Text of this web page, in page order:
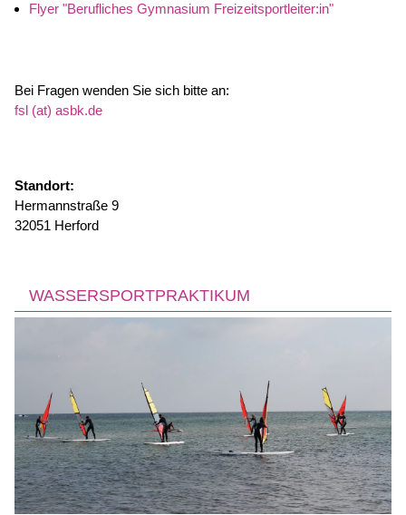
Flyer "Berufliches Gymnasium Freizeitsportleiter:in"
Bei Fragen wenden Sie sich bitte an:
fsl (at) asbk.de
Standort:
Hermannstraße 9
32051 Herford
WASSERSPORTPRAKTIKUM